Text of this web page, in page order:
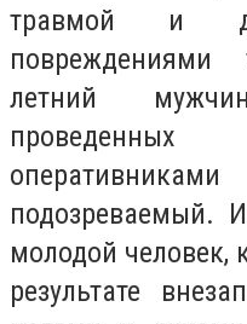
травмой и
летний
подозреваемый.
молодой человек,
результате